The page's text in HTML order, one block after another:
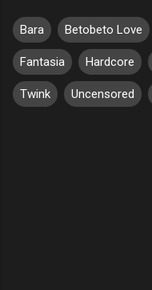
Bara Betobeto Love
Fantasia Hardcore
Twink Uncensored